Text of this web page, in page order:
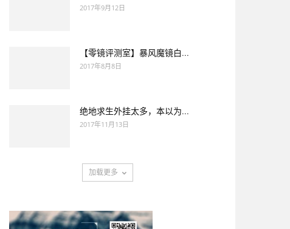
2017年9月12日
【零镜评测室】暴风魔镜白...
2017年8月8日
绝地求生外挂太多，本以为...
2017年11月13日
加载更多